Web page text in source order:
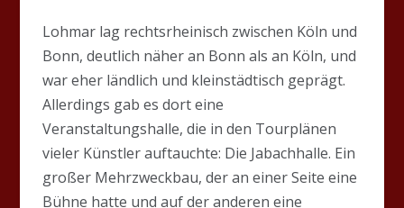
Lohmar lag rechtsrheinisch zwischen Köln und
Bonn, deutlich näher an Bonn als an Köln, und
war eher ländlich und kleinstädtisch geprägt.
Allerdings gab es dort eine
Veranstaltungshalle, die in den Tourplänen
vieler Künstler auftauchte: Die Jabachhalle. Ein
großer Mehrzweckbau, der an einer Seite eine
Bühne hatte und auf der anderen eine